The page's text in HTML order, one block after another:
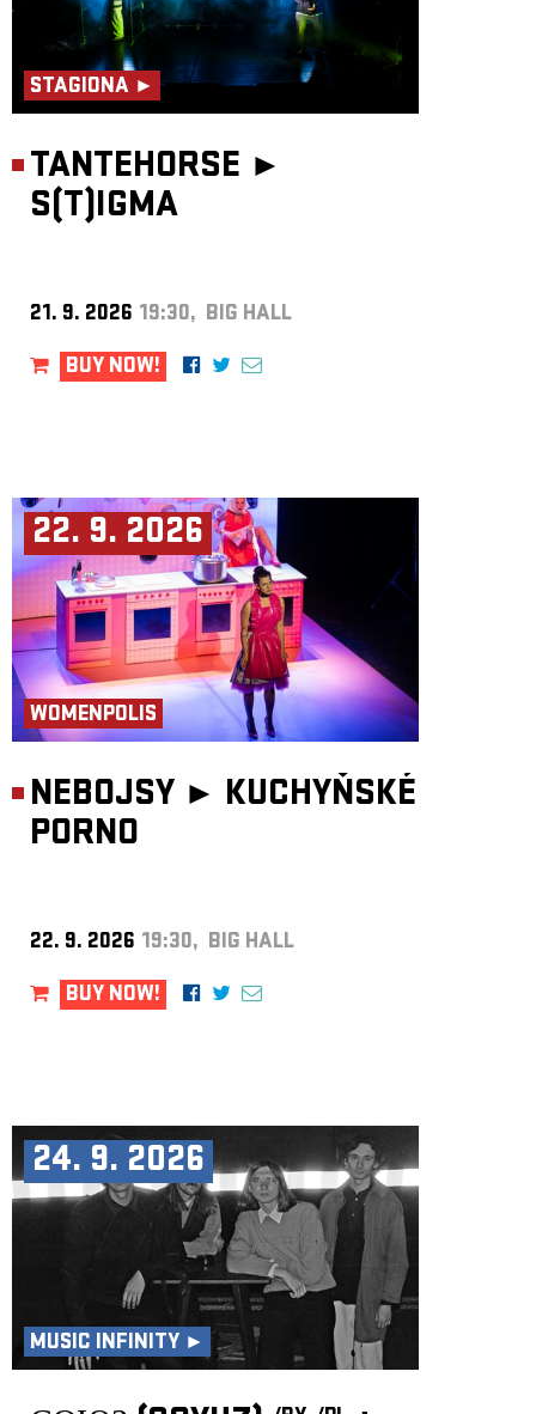
STAGIONA ►
TANTEHORSE ►
S(T)IGMA
21. 9. 2026 19:30, BIG HALL
BUY NOW!
22. 9. 2026
WOMENPOLIS
NEBOJSY ► KUCHYŇSKÉ
PORNO
22. 9. 2026 19:30, BIG HALL
BUY NOW!
24. 9. 2026
MUSIC INFINITY ►